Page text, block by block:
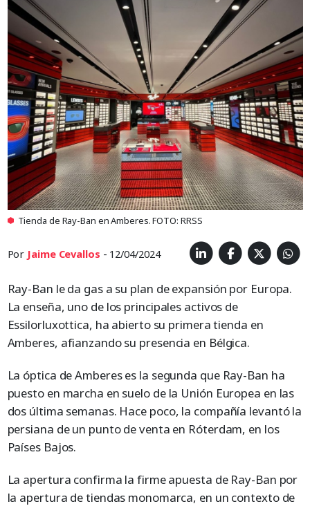
Tienda de Ray-Ban en Amberes. FOTO: RRSS
Por Jaime Cevallos - 12/04/2024
Ray-Ban le da gas a su plan de expansión por Europa.
La enseña, uno de los principales activos de
Essilorluxottica, ha abierto su primera tienda en
Amberes, afianzando su presencia en Bélgica.
La óptica de Amberes es la segunda que Ray-Ban ha
puesto en marcha en suelo de la Unión Europea en las
dos última semanas. Hace poco, la compañía levantó la
persiana de un punto de venta en Róterdam, en los
Países Bajos.
La apertura confirma la firme apuesta de Ray-Ban por
la apertura de tiendas monomarca, en un contexto de